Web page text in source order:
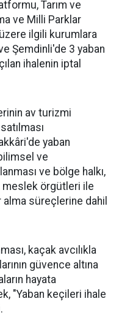
Tarım ve
ve Milli Parklar
ilgili kurumlara
Şemdinli'de 3 yaban
ihalenin iptal
av turizmi
yaban
ve
ve bölge halkı,
meslek örgütleri ile
alma süreçlerine dahil
kaçak avcılıkla
güvence altına
hayata
"Yaban keçileri ihale